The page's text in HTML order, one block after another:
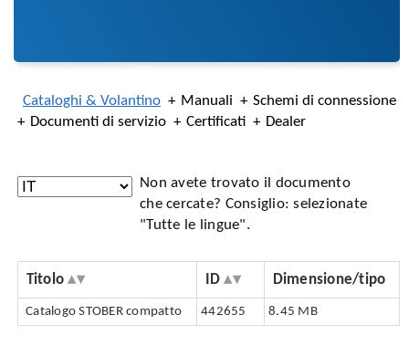
Cataloghi & Volantino Manuali
Schemi di connessione
Documenti di servizio
Certificati Dealer
Non avete trovato il documento
che cercate? Consiglio: selezionate
"Tutte le lingue".
Titolo ID Dimensione/tipo
Catalogo STOBER compatto 442655 8.45 MB